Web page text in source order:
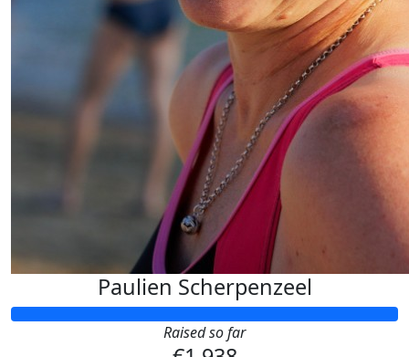
Paulien Scherpenzeel
Raised so far